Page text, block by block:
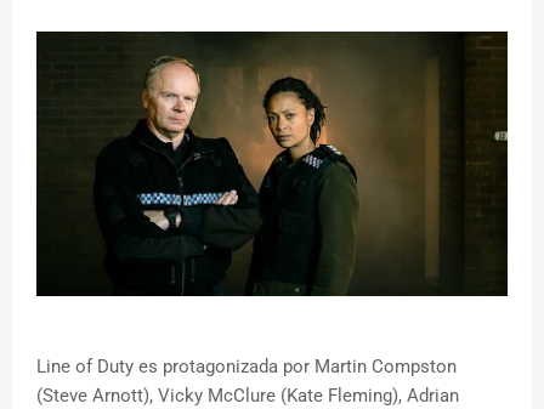
Line of Duty es protagonizada por Martin Compston
(Steve Arnott), Vicky McClure (Kate Fleming), Adrian